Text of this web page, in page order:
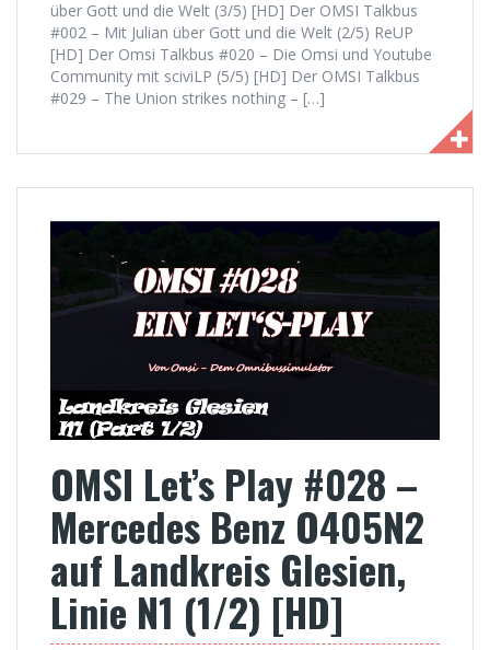
über Gott und die Welt (3/5) [HD] Der OMSI Talkbus
#002 – Mit Julian über Gott und die Welt (2/5) ReUP
[HD] Der Omsi Talkbus #020 – Die Omsi und Youtube
Community mit sciviLP (5/5) [HD] Der OMSI Talkbus
#029 – The Union strikes nothing – […]
OMSI Let’s Play #028 –
Mercedes Benz O405N2
auf Landkreis Glesien,
Linie N1 (1/2) [HD]